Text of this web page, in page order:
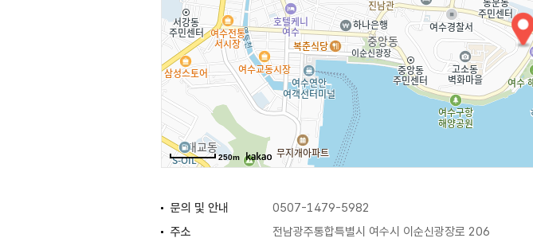
250m
문의 및 안내 0507-1479-5982
주소
전남광주통합특별시 여수시 이순신광장로 206